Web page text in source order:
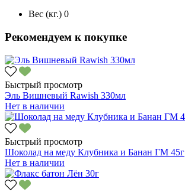
Вес (кг.) 0
Рекомендуем к покупке
Быстрый просмотр
Эль Вишневый Rawish 330мл
Нет в наличии
Быстрый просмотр
Шоколад на меду Клубника и Банан ГМ 45г
Нет в наличии